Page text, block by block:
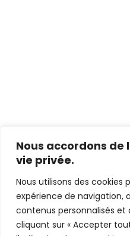
Nous accordons
vie privée.
Nous utilisons des cookies
expérience de navigation,
contenus personnalisés et
cliquant sur « Accepter